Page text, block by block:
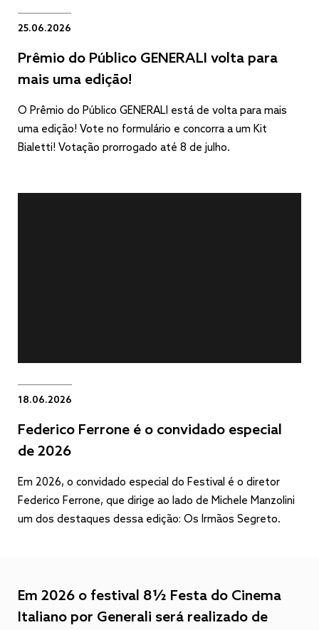
25.06.2026
Prêmio do Público GENERALI volta para
mais uma edição!
O Prêmio do Público GENERALI está de volta para mais
uma edição! Vote no formulário e concorra a um Kit
Bialetti! Votação prorrogado até 8 de julho.
18.06.2026
Federico Ferrone é o convidado especial
de 2026
Em 2026, o convidado especial do Festival é o diretor
Federico Ferrone, que dirige ao lado de Michele Manzolini
um dos destaques dessa edição: Os Irmãos Segreto.
Em 2026 o festival 8½ Festa do Cinema
Italiano por Generali será realizado de